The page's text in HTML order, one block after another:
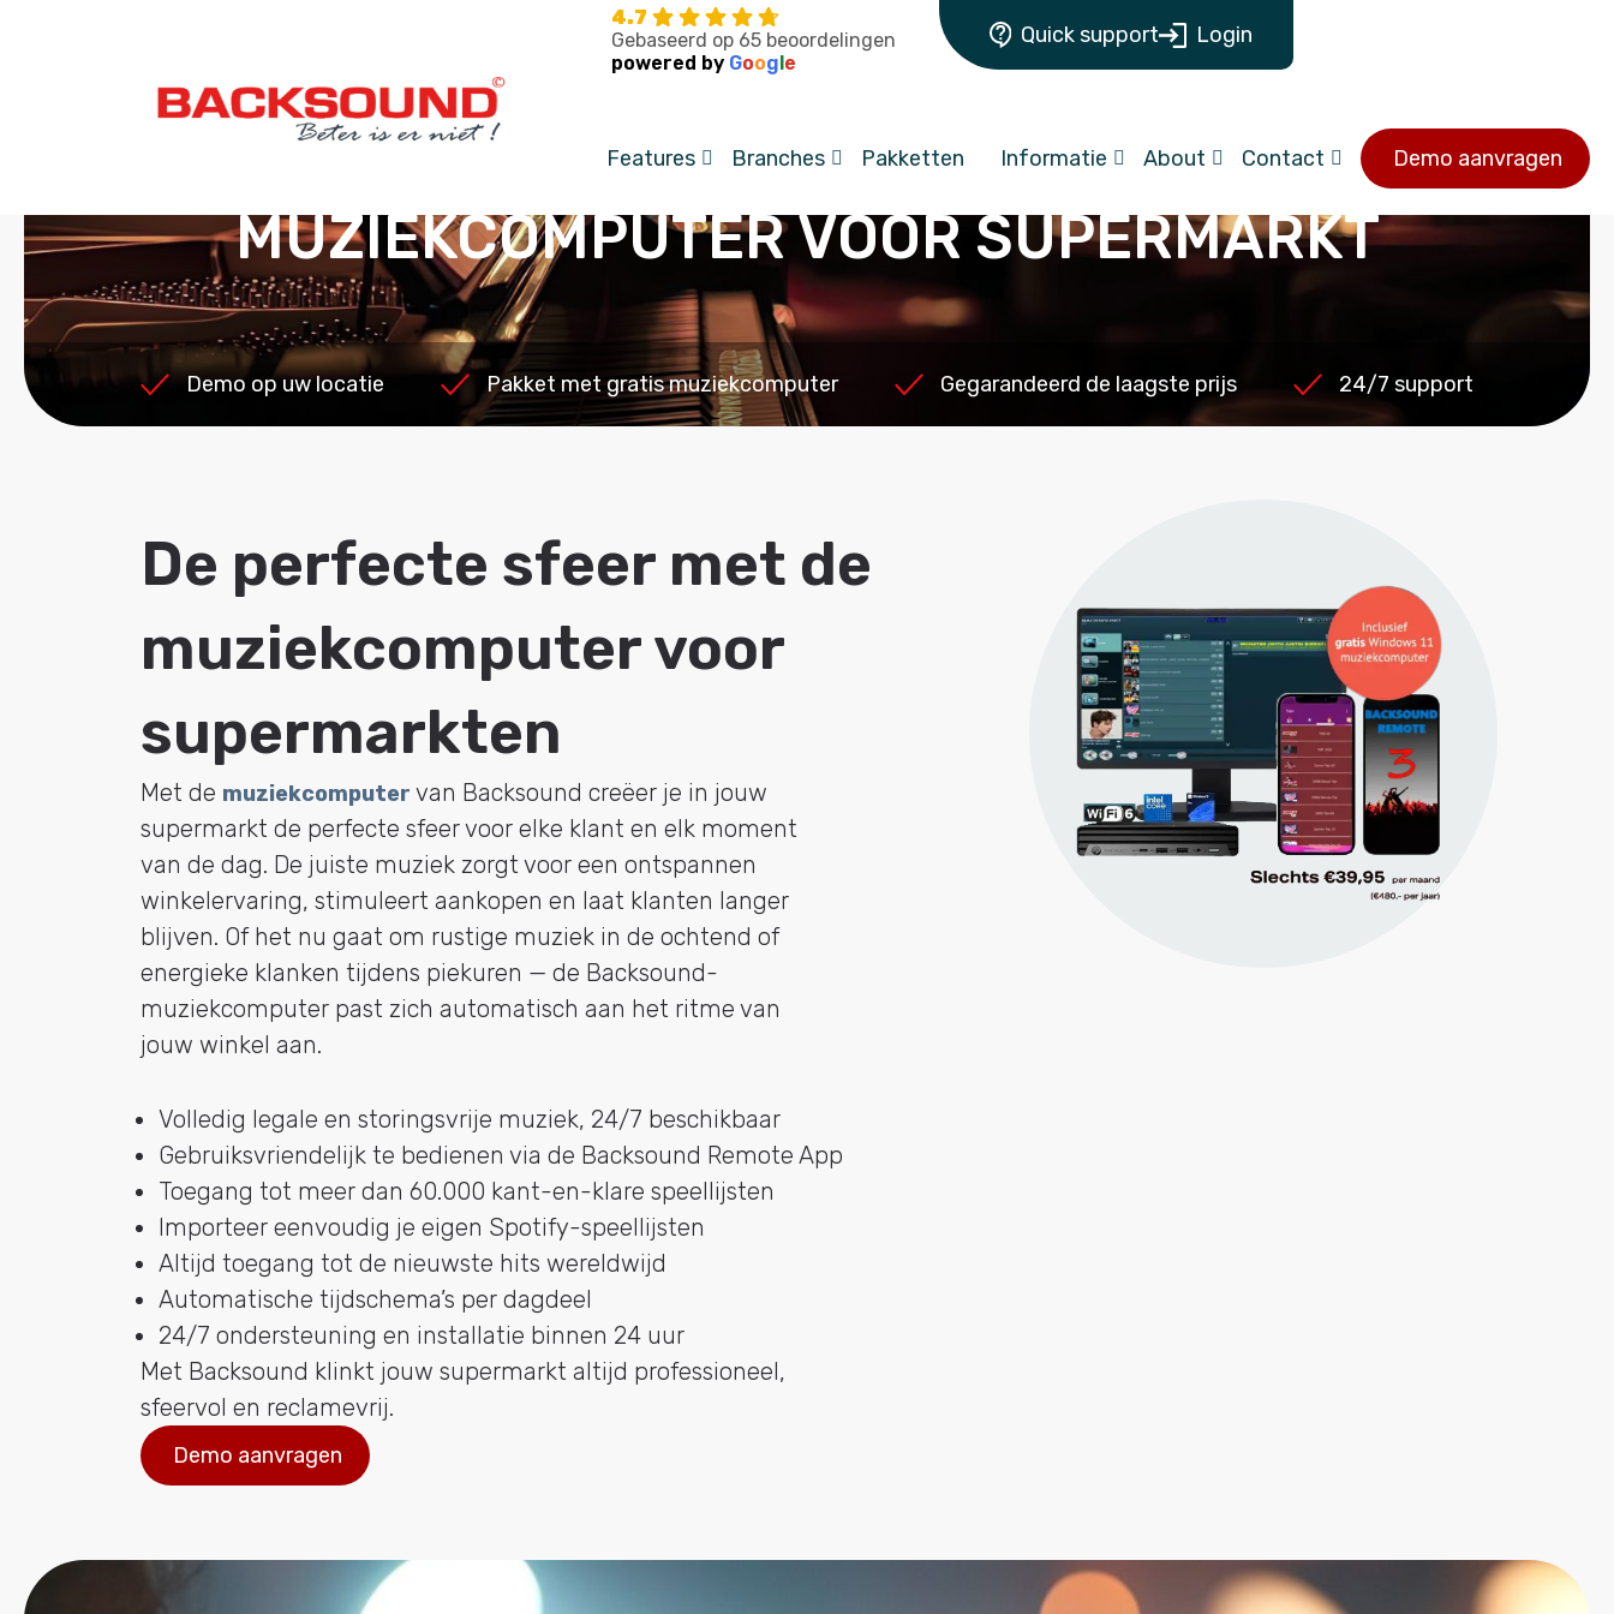
4.7
Gebaseerd op 65 beoordelingen
powered by Google
Quick support Login
Features Branches Pakketten Informatie About Contact Demo aanvragen
MUZIEKCOMPUTER VOOR SUPERMARKT
Demo op uw locatie Pakket met gratis muziekcomputer Gegarandeerd de laagste prijs 24/7 support
De perfecte sfeer met de
muziekcomputer voor
supermarkten
Met de muziekcomputer van Backsound creëer je in jouw
supermarkt de perfecte sfeer voor elke klant en elk moment
van de dag. De juiste muziek zorgt voor een ontspannen
winkelervaring, stimuleert aankopen en laat klanten langer
blijven. Of het nu gaat om rustige muziek in de ochtend of
energieke klanken tijdens piekuren — de Backsound-
muziekcomputer past zich automatisch aan het ritme van
jouw winkel aan.
Volledig legale en storingsvrije muziek, 24/7 beschikbaar
Gebruiksvriendelijk te bedienen via de Backsound Remote App
Toegang tot meer dan 60.000 kant-en-klare speellijsten
Importeer eenvoudig je eigen Spotify-speellijsten
Altijd toegang tot de nieuwste hits wereldwijd
Automatische tijdschema’s per dagdeel
24/7 ondersteuning en installatie binnen 24 uur
Met Backsound klinkt jouw supermarkt altijd professioneel,
sfeervol en reclamevrij.
Demo aanvragen